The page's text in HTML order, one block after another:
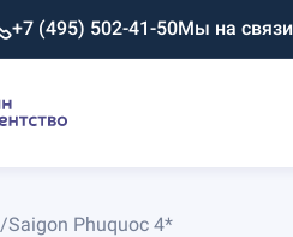
+7 (495) 502-41-50Мы на связи
/Saigon Phuquoc 4*